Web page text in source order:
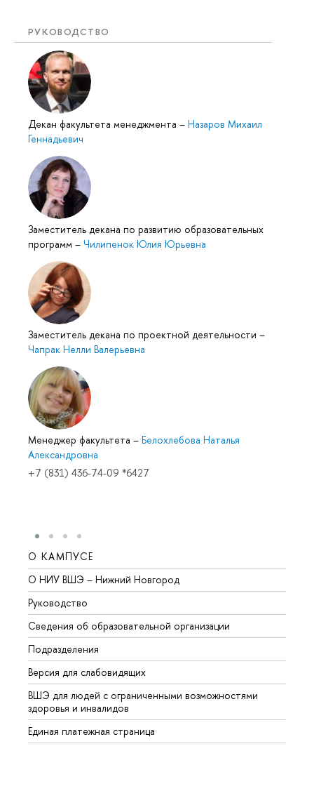
РУКОВОДСТВО
Декан факультета менеджмента – Назаров Михаил
Геннадьевич
Заместитель декана по развитию образовательных
программ – Чилипенок Юлия Юрьевна
Заместитель декана по проектной деятельности –
Чапрак Нелли Валерьевна
Менеджер факультета – Белохлебова Наталья
Александровна
+7 (831) 436-74-09 *6427
О КАМПУСЕ
О НИУ ВШЭ – Нижний Новгород
Руководство
Сведения об образовательной организации
Подразделения
Версия для слабовидящих
ВШЭ для людей с ограниченными возможностями
здоровья и инвалидов
Единая платежная страница